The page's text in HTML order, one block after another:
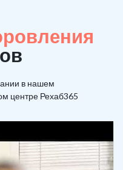
в нашем
центре Рехаб365